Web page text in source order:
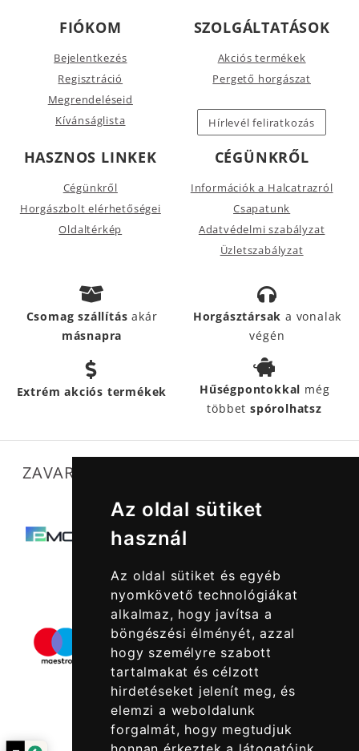
Az oldal sütiket
használ
Az oldal sütiket és egyéb
nyomkövető technológiákat
alkalmaz, hogy javítsa a
böngészési élményét, azzal
hogy személyre szabott
tartalmakat és célzott
hirdetéseket jelenít meg, és
elemzi a weboldalunk
forgalmát, hogy megtudjuk
FIÓKOM
Bejelentkezés
Regisztráció
Megrendeléseid
Kívánságlista
SZOLGÁLTATÁSOK
Akciós termékek
Pergető horgászat
Hírlevél feliratkozás
HASZNOS LINKEK
Cégünkről
Horgászbolt elérhetőségei
Oldaltérkép
CÉGÜNKRŐL
Információk a Halcatrazról
Csapatunk
Adatvédelmi szabályzat
Üzletszabályzat
Csomag szállításakár
másnapra
Horgásztársak a vonalak
végén
Extrém akciós termékek Hűségpontokkal még
többetspórolhatsz
ZAVARTALAN MŰKÖDÉSÜNKET SEGÍTIK